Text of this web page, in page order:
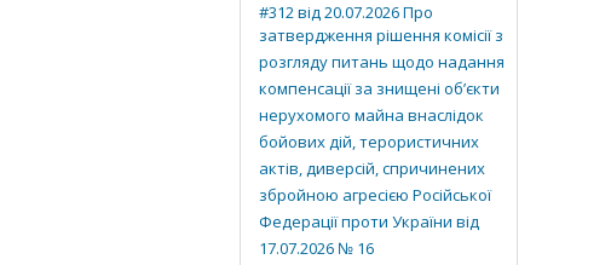
#312 від 20.07.2026 Про
затвердження рішення комісії з
розгляду питань щодо надання
компенсації за знищені об’єкти
нерухомого майна внаслідок
бойових дій, терористичних
актів, диверсій, спричинених
збройною агресією Російської
Федерації проти України від
17.07.2026 № 16